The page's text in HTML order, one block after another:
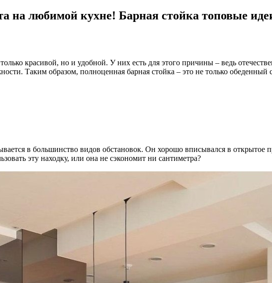
любимой кухне! Барная стойка топовые
красивой, но и удобной. У них есть для этого причины – ведь
Таким образом, полноценная барная стойка – это не только обеденный
в большинство видов обстановок. Он хорошо вписывался в открытое
эту находку, или она не сэкономит ни сантиметра?